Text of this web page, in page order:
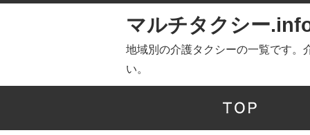
マルチタクシー
地域別の介護タクシーの一覧です。
い。